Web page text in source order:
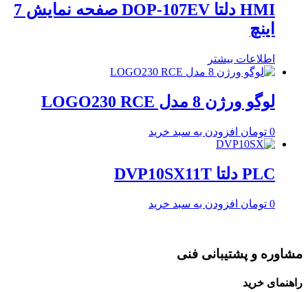
HMI دلتا DOP-107EV صفحه نمایش 7
اینچ
اطلاعات بیشتر
لوگو ورژن 8 مدل LOGO230 RCE
0 تومان افزودن به سبد خرید
PLC دلتا DVP10SX11T
0 تومان افزودن به سبد خرید
مشاوره و پشتیبانی فنی
راهنمای خرید